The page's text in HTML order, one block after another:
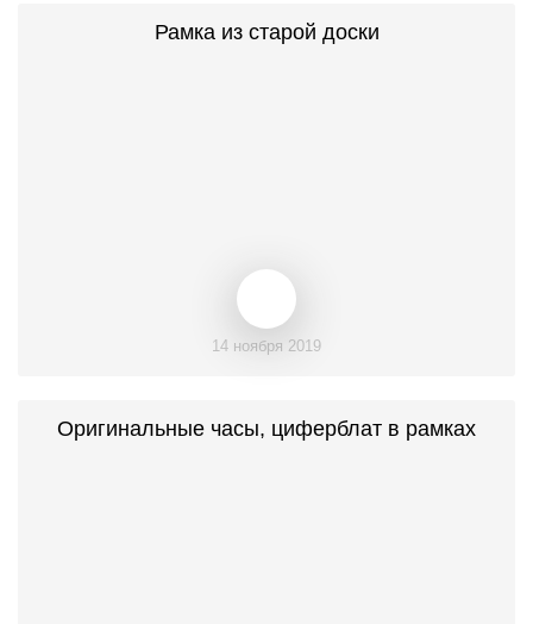
Рамка из старой доски
14 ноября 2019
Оригинальные часы, циферблат в рамках